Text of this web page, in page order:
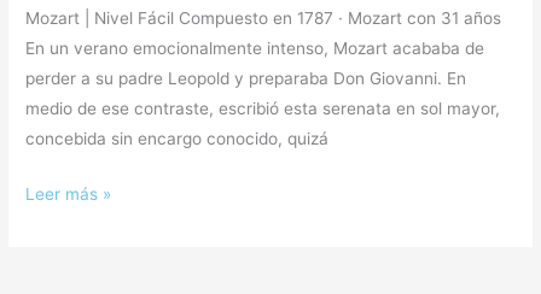
Mozart | Nivel Fácil Compuesto en 1787 · Mozart con 31 años
En un verano emocionalmente intenso, Mozart acababa de
perder a su padre Leopold y preparaba Don Giovanni. En
medio de ese contraste, escribió esta serenata en sol mayor,
concebida sin encargo conocido, quizá
Leer más »